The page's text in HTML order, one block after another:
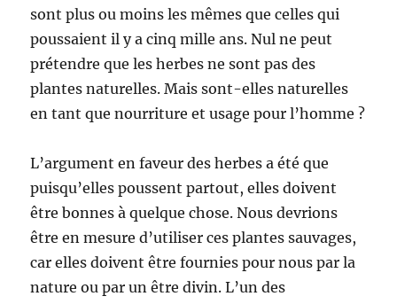
sont plus ou moins les mêmes que celles qui
poussaient il y a cinq mille ans. Nul ne peut
prétendre que les herbes ne sont pas des
plantes naturelles. Mais sont-elles naturelles
en tant que nourriture et usage pour l’homme ?
L’argument en faveur des herbes a été que
puisqu’elles poussent partout, elles doivent
être bonnes à quelque chose. Nous devrions
être en mesure d’utiliser ces plantes sauvages,
car elles doivent être fournies pour nous par la
nature ou par un être divin. L’un des